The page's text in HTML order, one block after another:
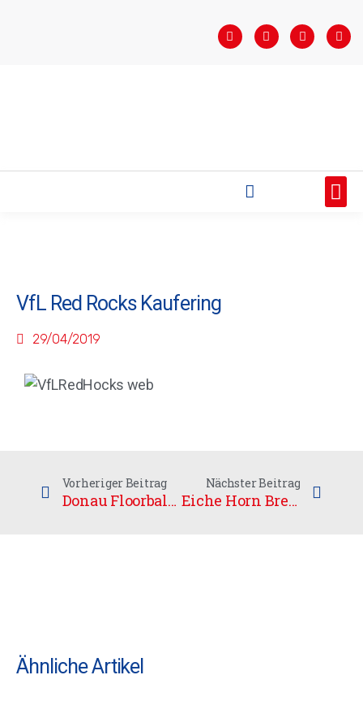
VfL Red Rocks Kaufering
29/04/2019
Vorheriger Beitrag
Donau Floorball Ingolstadt/ Nordheim
Nächster Beitrag
Eiche Horn Bremen
Ähnliche Artikel